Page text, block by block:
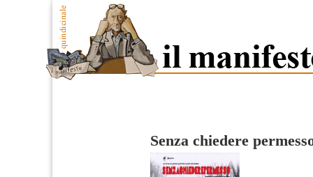
Senza chiedere